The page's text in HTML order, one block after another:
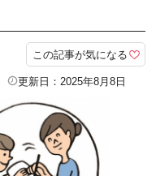
この記事が気になる
更新日：2025年8月8日